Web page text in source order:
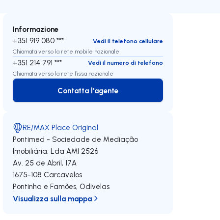
Informazione
+351 919 080 ***
Vedi il telefono cellulare
Chiamata verso la rete mobile nazionale
+351 214 791 ***
Vedi il numero di telefono
Chiamata verso la rete fissa nazionale
Contatta l'agente
Contatta l'agente
RE/MAX Place Original
Pontimed - Sociedade de Mediação
Imobiliária, Lda AMI 2526
Av. 25 de Abril, 17A
1675-108 Carcavelos
Pontinha e Famões, Odivelas
Visualizza sulla mappa